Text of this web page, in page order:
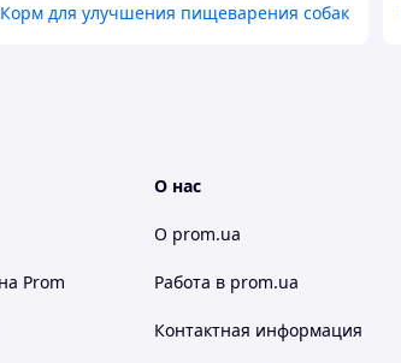
Корм для улучшения пищеварения собак
на Prom
О нас
О prom.ua
Работа в prom.ua
Контактная информация